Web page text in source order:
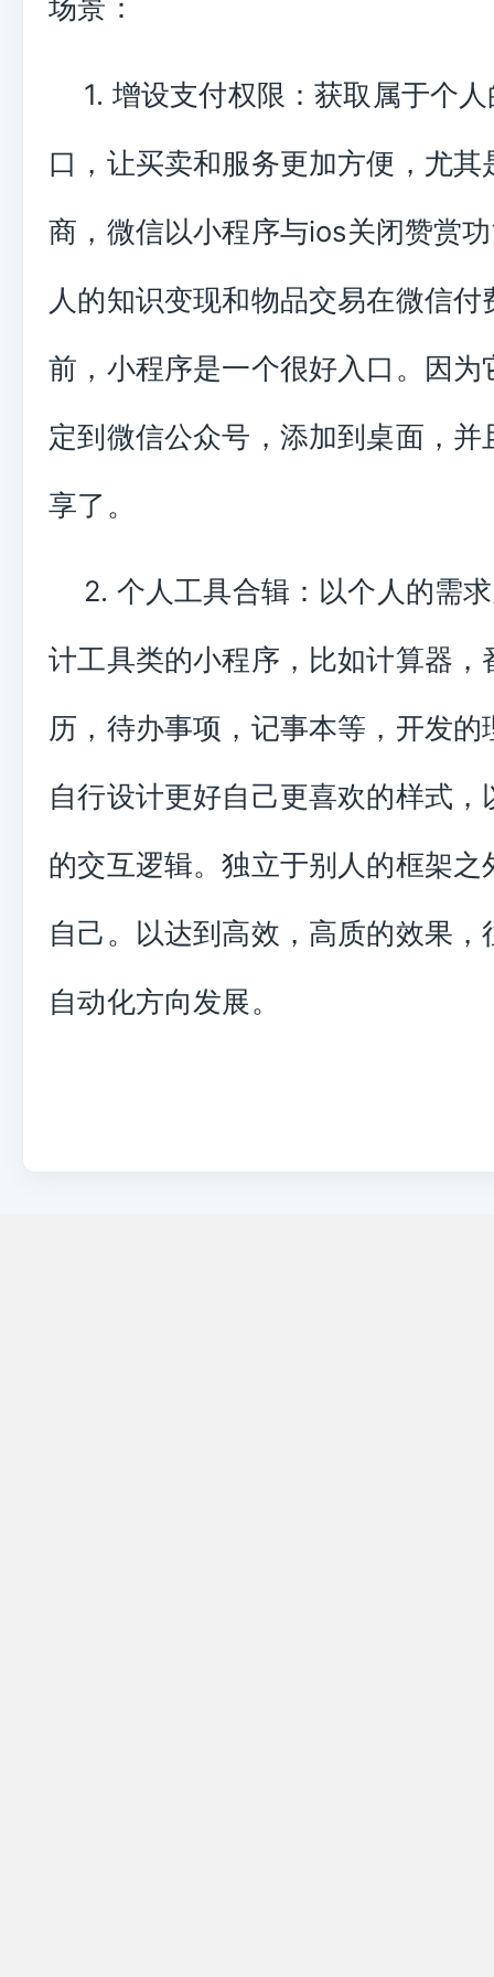
场景：
1. 增设支付权限：获取属于个
口，让买卖和服务更加方便，尤其
商，微信以小程序与ios关闭赞赏
人的知识变现和物品交易在微信付
前，小程序是一个很好入口。因为
定到微信公众号，添加到桌面，并
享了。
2. 个人工具合辑：以个人的需
计工具类的小程序，比如计算器，
历，待办事项，记事本等，开发的
自行设计更好自己更喜欢的样式，
的交互逻辑。独立于别人的框架之
自己。以达到高效，高质的效果，
自动化方向发展。